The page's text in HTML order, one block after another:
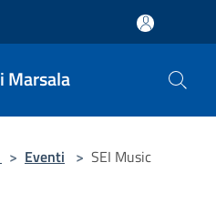
Marsala
> Eventi > SEI Music